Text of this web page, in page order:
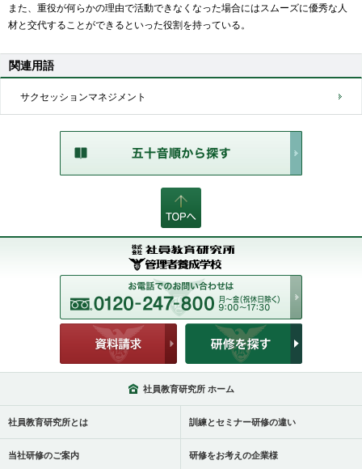
また、重役が何らかの理由で活動できなくなった場合にはスムーズに優秀な人
材と交代することができるといった役割を持っている。
関連用語
サクセッションマネジメント
社員教育研究所 ホーム
社員教育研究所とは 訓練とセミナー研修の違い
当社研修のご案内 研修をお考えの企業様